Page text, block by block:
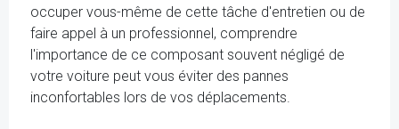
occuper vous-même de cette tâche d'entretien ou de
faire appel à un professionnel, comprendre
l'importance de ce composant souvent négligé de
votre voiture peut vous éviter des pannes
inconfortables lors de vos déplacements.